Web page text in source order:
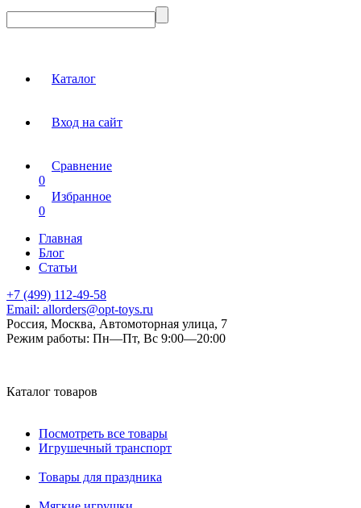
Каталог
Вход на сайт
Сравнение
0
Избранное
0
Главная
Блог
Статьи
+7 (499) 112-49-58
Email: allorders@opt-toys.ru
Россия, Москва, Автомоторная улица, 7
Режим работы: Пн—Пт, Вс 9:00—20:00
Каталог товаров
Посмотреть все товары
Игрушечный транспорт
Товары для праздника